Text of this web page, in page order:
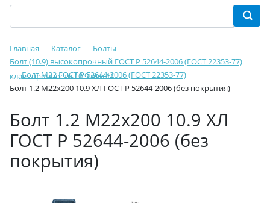
Главная Каталог
Болты
Болт (10.9) высокопрочный ГОСТ Р 52644-2006 (ГОСТ 22353-77)
класс прочности 10.9 или 11
Болт М22 ГОСТ Р 52644-2006 (ГОСТ 22353-77)
Болт 1.2 М22х200 10.9 ХЛ ГОСТ Р 52644-2006 (без покрытия)
Болт 1.2 М22х200 10.9 ХЛ
ГОСТ Р 52644-2006 (без
покрытия)